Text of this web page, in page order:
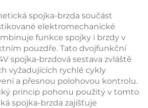
spojka-brzda součást
elektromechanické
funkce spojky i brzdy v
pouzdře. Tato dvojfunkční
spojka-brzdová sestava zvláště
vyžadujících rychlé cykly
a přesnou polohovou kontrolu.
princip pohonu použitý v tomto
spojka-brzda zajišťuje